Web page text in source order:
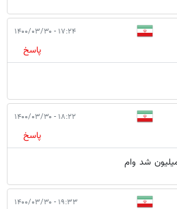
۱۷:۲۴ - ۱۴۰۰/۰۳/۳۰
پاسخ
۱۸:۲۲ - ۱۴۰۰/۰۳/۳۰
پاسخ
۱۹:۳۳ - ۱۴۰۰/۰۳/۳۰